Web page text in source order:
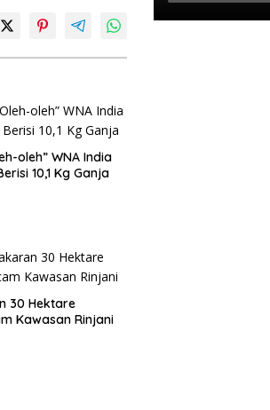
oleh” WNA India
10,1 Kg Ganja
30 Hektare
Kawasan Rinjani